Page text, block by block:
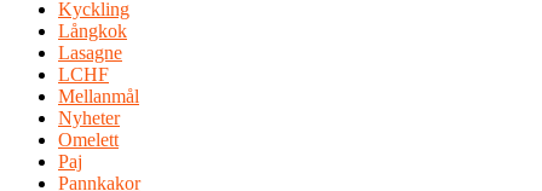
Kyckling
Långkok
Lasagne
LCHF
Mellanmål
Nyheter
Omelett
Paj
Pannkakor